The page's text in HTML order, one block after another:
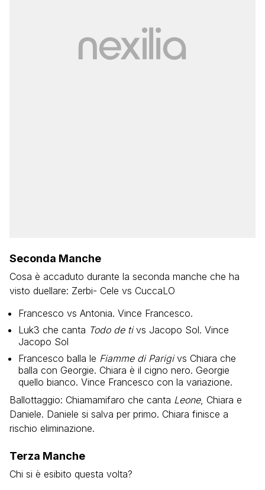
Seconda Manche
Cosa è accaduto durante la seconda manche che ha
visto duellare: Zerbi- Cele vs CuccaLO
Francesco vs Antonia. Vince Francesco.
Luk3 che canta Todo de tivs Jacopo Sol. Vince
Jacopo Sol
Francesco balla le Fiamme di Parigivs Chiara che
balla con Georgie. Chiara è il cigno nero. Georgie
quello bianco. Vince Francesco con la variazione.
Ballottaggio: Chiamamifaro che canta Leone, Chiara e
Daniele. Daniele si salva per primo. Chiara finisce a
rischio eliminazione.
Terza Manche
Chi si è esibito questa volta?